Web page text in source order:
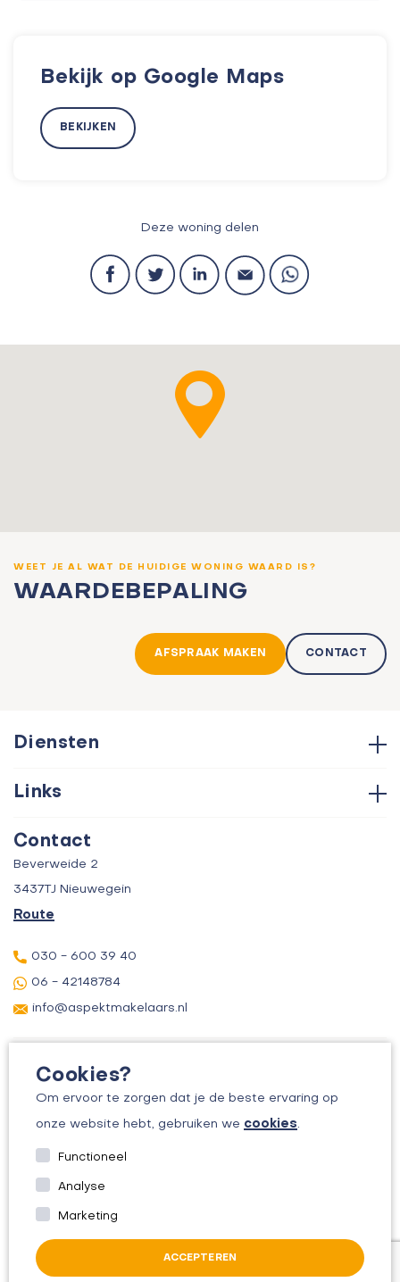
Bekijk op Google Maps
BEKIJKEN
Deze woning delen
WEET JE AL WAT DE HUIDIGE WONING WAARD IS?
WAARDEBEPALING
AFSPRAAK MAKEN CONTACT
Cookies?
Om ervoor te zorgen dat je de beste ervaring op
onze website hebt, gebruiken we cookies.
Functioneel
Analyse
Marketing
ACCEPTEREN
Diensten
Aankoop
Taxatie
Verhuur
Links
Over ons
Contact
Beverweide 2
3437TJ Nieuwegein
Route
030 - 600 39 40
06 - 42148784
info@aspektmakelaars.nl